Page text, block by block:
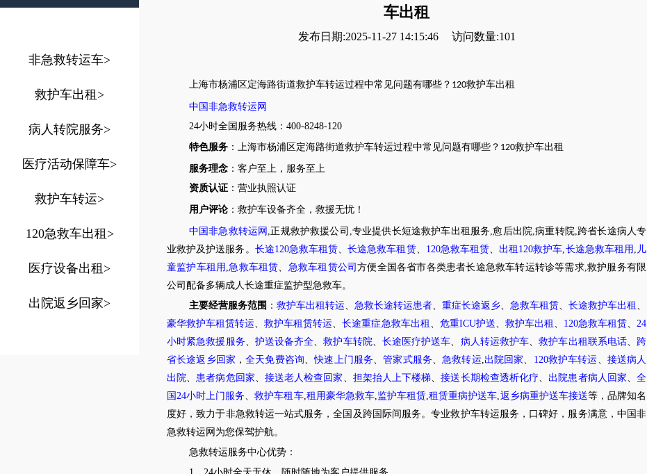
非急救转运车>
救护车出租 >
病人转院服务>
医疗活动保障车>
救护车转运>
120急救车出租 >
医疗设备出租 >
出院返乡回家>
车出租
发布日期:2025-11-27 14:15:46 访问数量:101
上海市杨浦区 定海路街道救护车转运过程中常见问题有哪些？ 120救护车出租
中国非急救转运网
24小时全国服务热线 ： 400-8248-120
特色服务 ：上海市杨浦区定海路街道救护车转运过程中常见问题有哪些？ 120救护车出租
服务理念 ：客户至上，服务至上
资质认证 ：营业执照认证
用户评论 ： 救护车设备齐全，救援无忧！
中国非急救转运网 ,正规救护救援公司,专业提供长短途救护车出租服务,愈后出院,病重转院,跨省长途病人专
业救护及护送服务。 长途120急救车租赁、长途急救车租赁、 120急救车租赁、出租120救护车,长途急救车租用 , 儿
童监护车租用 ,急救车租赁、 急救车租赁公司方便全国各省市各类患者长途急救车转运转诊等需求,救护服务有限
公司配备多辆成人长途重症监护型急救车。
主要经营服务范围 ： 救护车出租转运、 急救长途转运患者、 重症长途返乡、 急救车租赁、 长途救护车出租 、
豪华救护车租赁转运、救护车租赁转运、长途重症急救车出租 、 危重ICU护送、 救护车出租 、 120急救车租赁、24
小时紧急救援服务、 护送设备齐全、救护车转院、 长途医疗护送车、 病人转运救护车、救护车出租联系电话、跨
省长途返乡回家 ，全天免费咨询、快速上门服务、管家式服务、急救转运,出院回家、 120救护车转运 、 接送病人
出院、患者病危回家、 接送老人检查回家 、 担架抬人上下楼梯、接送长期检查透析化疗、出院患者病人回家、全
国24小时上门服务、救护车租车,租用豪华急救车,监护车租赁,租赁重病护送车,返乡病重护送车接送等，品牌知名
度好，致力于非急救转运一站式服务，全国及跨国际间服务。专业救护车转运服务，口碑好，服务满意，中国非
急救转运网为您保驾护航。
急救转运服务中心优势：